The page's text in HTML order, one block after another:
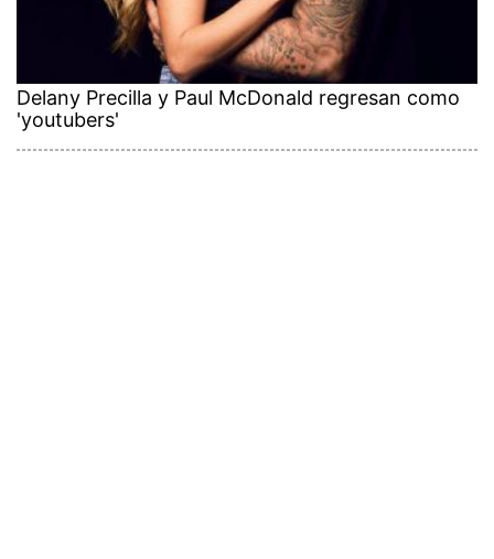
Delany Precilla y Paul McDonald regresan como
'youtubers'